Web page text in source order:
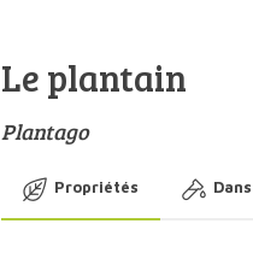
Le plantain
Plantago
Propriétés